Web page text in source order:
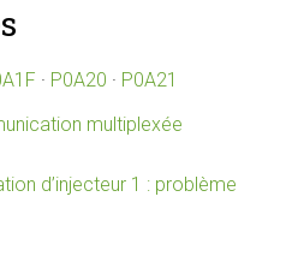
· P0A20 · P0A21
multiplexée
d’injecteur 1 : problème